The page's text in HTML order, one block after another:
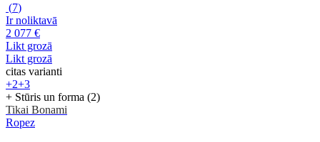
(7)
Ir noliktavā
2 077 €
Likt grozā
Likt grozā
citas varianti
+2+3
+ Stūris un forma (2)
Tikai Bonami
Ropez